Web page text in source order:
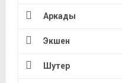
Аркады
Экшен
Шутер